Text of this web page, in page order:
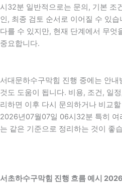
시32분 일반적으로는 문의, 기본 조
인, 최종 검토 순서로 이어질 수 있
다를 수 있지만, 현재 단계에서 무엇
중요합니다.
서대문하수구막힘 진행 중에는 안
것도 도움이 됩니다. 비용, 조건, 일
리하면 이후 다시 문의하거나 비교
2026년07월07일 06시32분 특히 여
는 같은 기준으로 정리하는 것이 좋
서초하수구막힘 진행 흐름 예시